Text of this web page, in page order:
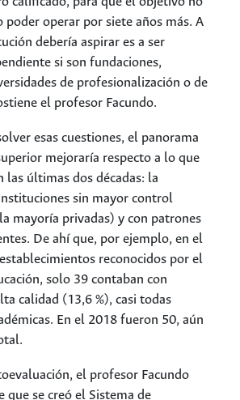
poder operar por siete años más. A
debería aspirar es a ser
si son fundaciones,
de profesionalización o de
el profesor Facundo.
esas cuestiones, el panorama
mejoraría respecto a lo que
las últimas dos décadas: la
sin mayor control
mayoría privadas) y con patrones
De ahí que, por ejemplo, en el
reconocidos por el
solo 39 contaban con
calidad (13,6 %), casi todas
En el 2018 fueron 50, aún
el profesor Facundo
que se creó el Sistema de